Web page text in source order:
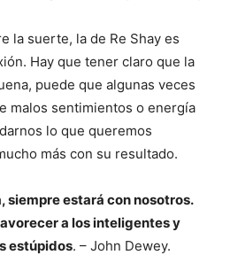
la suerte, la de Re Shay es
Hay que tener claro que la
puede que algunas veces
malos sentimientos o energía
lo que queremos
más con su resultado.
siempre estará con nosotros.
a los inteligentes y
estúpidos. – John Dewey.